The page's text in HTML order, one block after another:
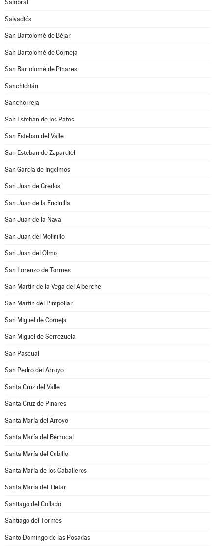
Salobral
Salvadiós
San Bartolomé de Béjar
San Bartolomé de Corneja
San Bartolomé de Pinares
Sanchidrián
Sanchorreja
San Esteban de los Patos
San Esteban del Valle
San Esteban de Zapardiel
San García de Ingelmos
San Juan de Gredos
San Juan de la Encinilla
San Juan de la Nava
San Juan del Molinillo
San Juan del Olmo
San Lorenzo de Tormes
San Martín de la Vega del Alberche
San Martín del Pimpollar
San Miguel de Corneja
San Miguel de Serrezuela
San Pascual
San Pedro del Arroyo
Santa Cruz del Valle
Santa Cruz de Pinares
Santa María del Arroyo
Santa María del Berrocal
Santa María del Cubillo
Santa María de los Caballeros
Santa María del Tiétar
Santiago del Collado
Santiago del Tormes
Santo Domingo de las Posadas